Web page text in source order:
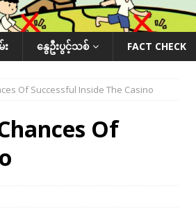
ြန်ကျ၊ ငါးသိုင်းချောင်းမြို့ပေါ် ရေတက်
နွေဦးပွင့်သစ် FACT CHECK
Of Successful Inside The Casino
Of